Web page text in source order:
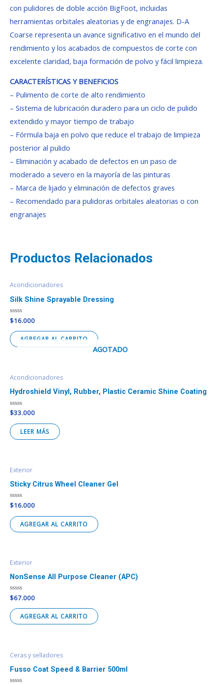
con pulidores de doble acción BigFoot, incluidas
herramientas orbitales aleatorias y de engranajes. D-A
Coarse representa un avance significativo en el mundo del
rendimiento y los acabados de compuestos de corte con
excelente claridad, baja formación de polvo y fácil limpieza.
CARACTERÍSTICAS Y BENEFICIOS
– Pulimento de corte de alto rendimiento
– Sistema de lubricación duradero para un ciclo de pulido
extendido y mayor tiempo de trabajo
– Fórmula baja en polvo que reduce el trabajo de limpieza
posterior al pulido
– Eliminación y acabado de defectos en un paso de
moderado a severo en la mayoría de las pinturas
– Marca de lijado y eliminación de defectos graves
– Recomendado para pulidoras orbitales aleatorias o con
engranajes
Productos Relacionados
Acondicionadores
Silk Shine Sprayable Dressing
Valorado
en
0
de
5
$16.000
AGREGAR AL CARRITO
AGOTADO
Acondicionadores
Hydroshield Vinyl, Rubber, Plastic Ceramic Shine Coating
Valorado
en
0
de
5
$33.000
LEER MÁS
Exterior
Sticky Citrus Wheel Cleaner Gel
Valorado
en
0
de
5
$16.000
AGREGAR AL CARRITO
Exterior
NonSense All Purpose Cleaner (APC)
Valorado
en
0
de
5
$67.000
AGREGAR AL CARRITO
Ceras y selladores
Fusso Coat Speed & Barrier 500ml